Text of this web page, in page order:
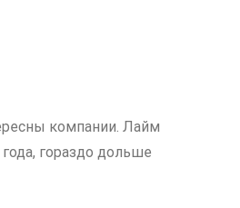
компании. Лайм
гораздо дольше